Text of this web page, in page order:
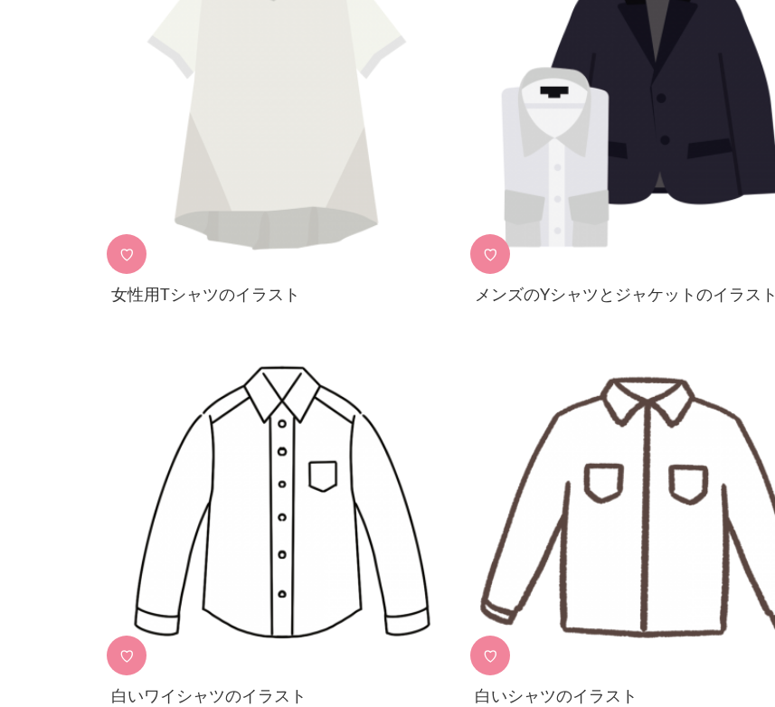
♡
女性用Tシャツのイラスト
♡
メンズのYシャツとジャケットのイラスト
♡
白いワイシャツのイラスト
♡
白いシャツのイラスト